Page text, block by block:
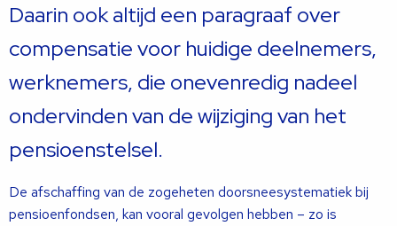
Daarin ook altijd een paragraaf over
compensatie voor huidige deelnemers,
werknemers, die onevenredig nadeel
ondervinden van de wijziging van het
pensioenstelsel.
De afschaffing van de zogeheten doorsneesystematiek bij
pensioenfondsen, kan vooral gevolgen hebben – zo is